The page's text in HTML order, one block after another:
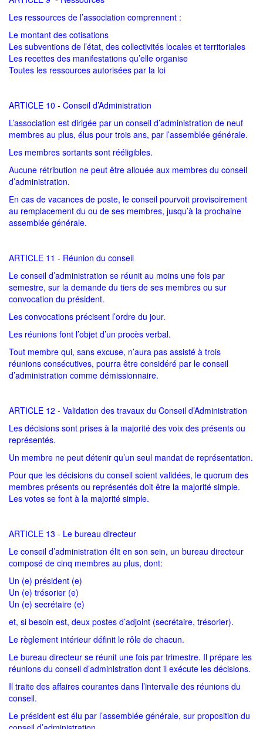
Les ressources de l’association comprennent :
Le montant des cotisations
Les subventions de l’état, des collectivités locales et territoriales
Les recettes des manifestations qu’elle organise
Toutes les ressources autorisées par la loi
ARTICLE 10 - Conseil d’Administration
L’association est dirigée par un conseil d’administration de neuf
membres au plus, élus pour trois ans, par l’assemblée générale.
Les membres sortants sont rééligibles.
Aucune rétribution ne peut être allouée aux membres du conseil
d’administration.
En cas de vacances de poste, le conseil pourvoit provisoirement
au remplacement du ou de ses membres, jusqu’à la prochaine
assemblée générale.
ARTICLE 11 - Réunion du conseil
Le conseil d’administration se réunit au moins une fois par
semestre, sur la demande du tiers de ses membres ou sur
convocation du président.
Les convocations précisent l’ordre du jour.
Les réunions font l’objet d’un procès verbal.
Tout membre qui, sans excuse, n’aura pas assisté à trois
réunions consécutives, pourra être considéré par le conseil
d’administration comme démissionnaire.
ARTICLE 12 - Validation des travaux du Conseil d’Administration
Les décisions sont prises à la majorité des voix des présents ou
représentés.
Un membre ne peut détenir qu’un seul mandat de représentation.
Pour que les décisions du conseil soient validées, le quorum des
membres présents ou représentés doit être la majorité simple.
Les votes se font à la majorité simple.
ARTICLE 13 - Le bureau directeur
Le conseil d’administration élit en son sein, un bureau directeur
composé de cinq membres au plus, dont:
Un (e) président (e)
Un (e) trésorier (e)
Un (e) secrétaire (e)
et, si besoin est, deux postes d’adjoint (secrétaire, trésorier).
Le règlement intérieur définit le rôle de chacun.
Le bureau directeur se réunit une fois par trimestre. Il prépare les
réunions du conseil d’administration dont il exécute les décisions.
Il traite des affaires courantes dans l’intervalle des réunions du
conseil.
Le président est élu par l’assemblée générale, sur proposition du